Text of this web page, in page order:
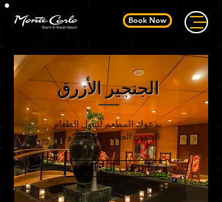
Book Now
الجنجير الأزرق
يدعوك المطعم لتناول الطعام
الصيني الحديث مع المأكولات
اليابانية .
دعنا نذهب إلى القائمة